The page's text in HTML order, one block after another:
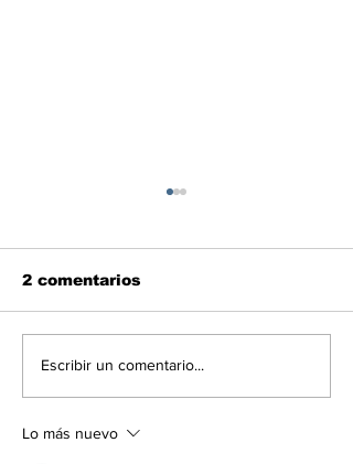
En libertad plena la
2 comentarios
Escribir un comentario...
Lo más nuevo